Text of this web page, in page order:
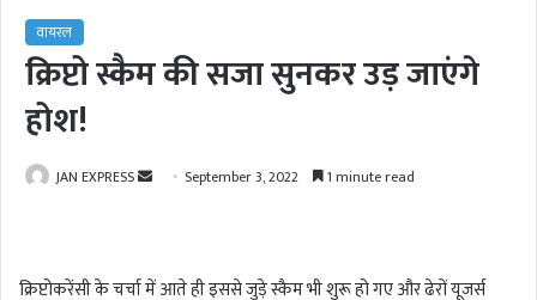
वायरल
क्रिप्टो स्कैम की सजा सुनकर उड़ जाएंगे
होश!
JAN EXPRESS
a
September 3, 2022 1 minute read
क्रिप्टोकरेंसी के चर्चा में आते ही इससे जुड़े स्कैम भी शुरू हो गए और ढेरों यूजर्स